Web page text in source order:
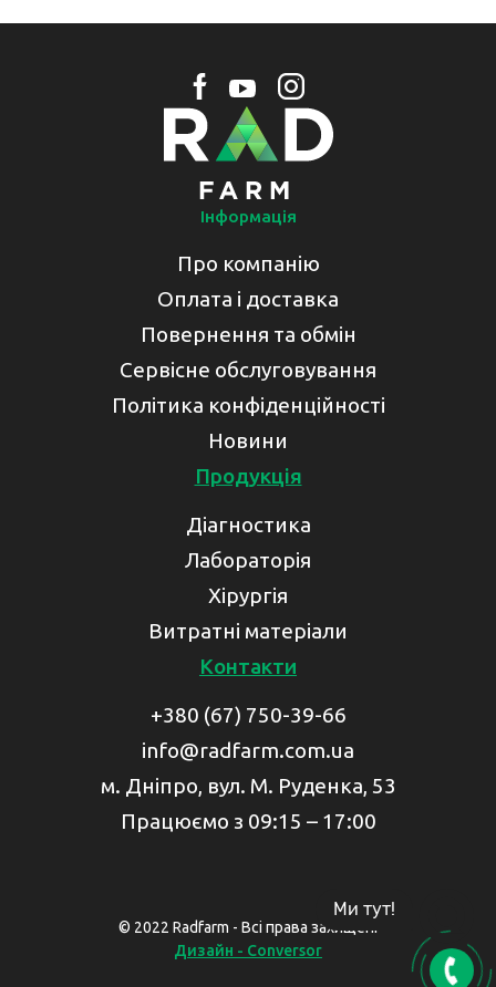
Інформація
Про компанію
Оплата і доставка
Повернення та обмін
Сервісне обслуговування
Політика конфіденційності
Новини
Продукція
Діагностика
Лабораторія
Хірургія
Витратні матеріали
Контакти
+380 (67) 750-39-66
info@radfarm.com.ua
м. Дніпро, вул. М. Руденка, 53
Працюємо з 09:15 – 17:00
© 2022 Radfarm - Всі права захищені
Дизайн - Conversor
Ми тут!